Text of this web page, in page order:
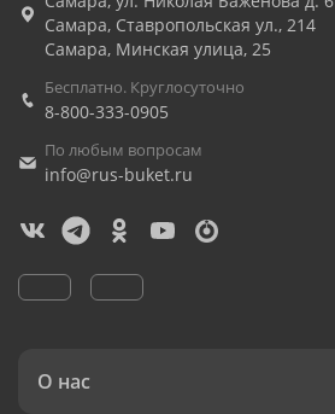
Самара, Ставропольская ул., 214
Самара, Минская улица, 25
Бесплатно. Круглосуточно
8-800-333-0905
По любым вопросам
info@rus-buket.ru
О нас